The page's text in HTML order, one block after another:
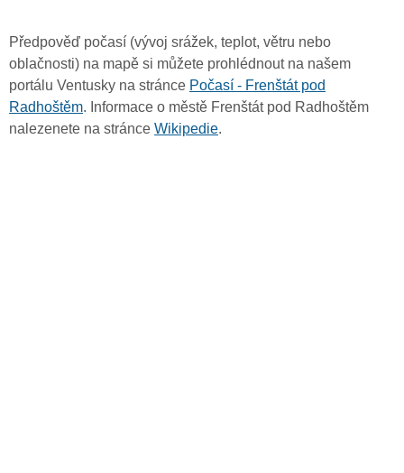
Předpověď počasí (vývoj srážek, teplot, větru nebo
oblačnosti) na mapě si můžete prohlédnout na našem
portálu Ventusky na stránce Počasí - Frenštát pod
Radhoštěm. Informace o městě Frenštát pod Radhoštěm
nalezenete na stránce Wikipedie.